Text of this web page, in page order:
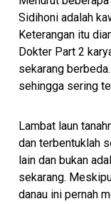
Sidihoni adalah
Keterangan itu
Dokter Part 2
sekarang
sehingga sering
Lambat laun
dan terbentuklah
lain dan bukan
sekarang.
danau ini pernah